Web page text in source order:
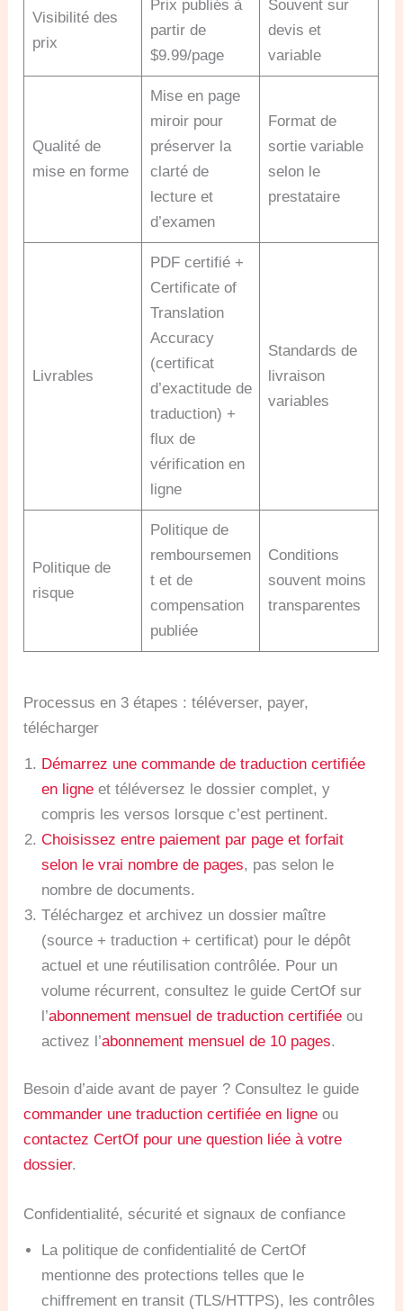
Visibilité des
prix
Prix publiés à
partir de
$9.99/page
Souvent sur
devis et
variable
Qualité de
mise en forme
Mise en page
miroir pour
préserver la
clarté de
lecture et
d’examen
Format de
sortie variable
selon le
prestataire
Livrables
PDF certifié +
Certificate of
Translation
Accuracy
(certificat
d’exactitude de
traduction) +
flux de
vérification en
ligne
Standards de
livraison
variables
Politique de
risque
Politique de
remboursemen
t et de
compensation
publiée
Conditions
souvent moins
transparentes
Processus en 3 étapes : téléverser, payer,
télécharger
Démarrez une commande de traduction certifiée
en ligne et téléversez le dossier complet, y
compris les versos lorsque c’est pertinent.
Choisissez entre paiement par page et forfait
selon le vrai nombre de pages, pas selon le
nombre de documents.
Téléchargez et archivez un dossier maître
(source + traduction + certificat) pour le dépôt
actuel et une réutilisation contrôlée. Pour un
volume récurrent, consultez le guide CertOf sur
l’abonnement mensuel de traduction certifiée ou
activez l’abonnement mensuel de 10 pages.
Besoin d’aide avant de payer ? Consultez le guide
commander une traduction certifiée en ligne ou
contactez CertOf pour une question liée à votre
dossier.
Confidentialité, sécurité et signaux de confiance
La politique de confidentialité de CertOf
mentionne des protections telles que le
chiffrement en transit (TLS/HTTPS), les contrôles